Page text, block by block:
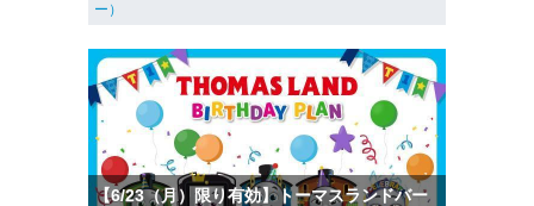
ー）
【6/23（月）限り有効】トーマスランドバー